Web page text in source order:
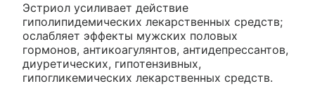
Эстриол усиливает действие
гиполипидемических лекарственных средств;
ослабляет эффекты мужских половых
гормонов, антикоагулянтов, антидепрессантов,
диуретических, гипотензивных,
гипогликемических лекарственных средств.